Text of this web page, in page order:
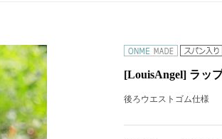
[LouisAngel] ラッ
後ろウエストゴム仕様